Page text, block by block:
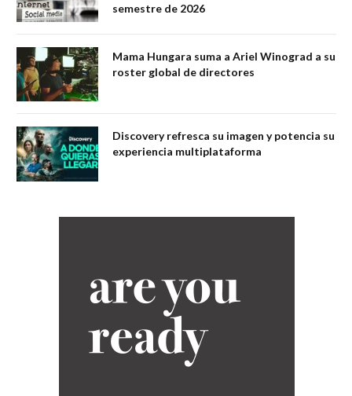
semestre de 2026
Mama Hungara suma a Ariel Winograd a su
roster global de directores
Discovery refresca su imagen y potencia su
experiencia multiplataforma